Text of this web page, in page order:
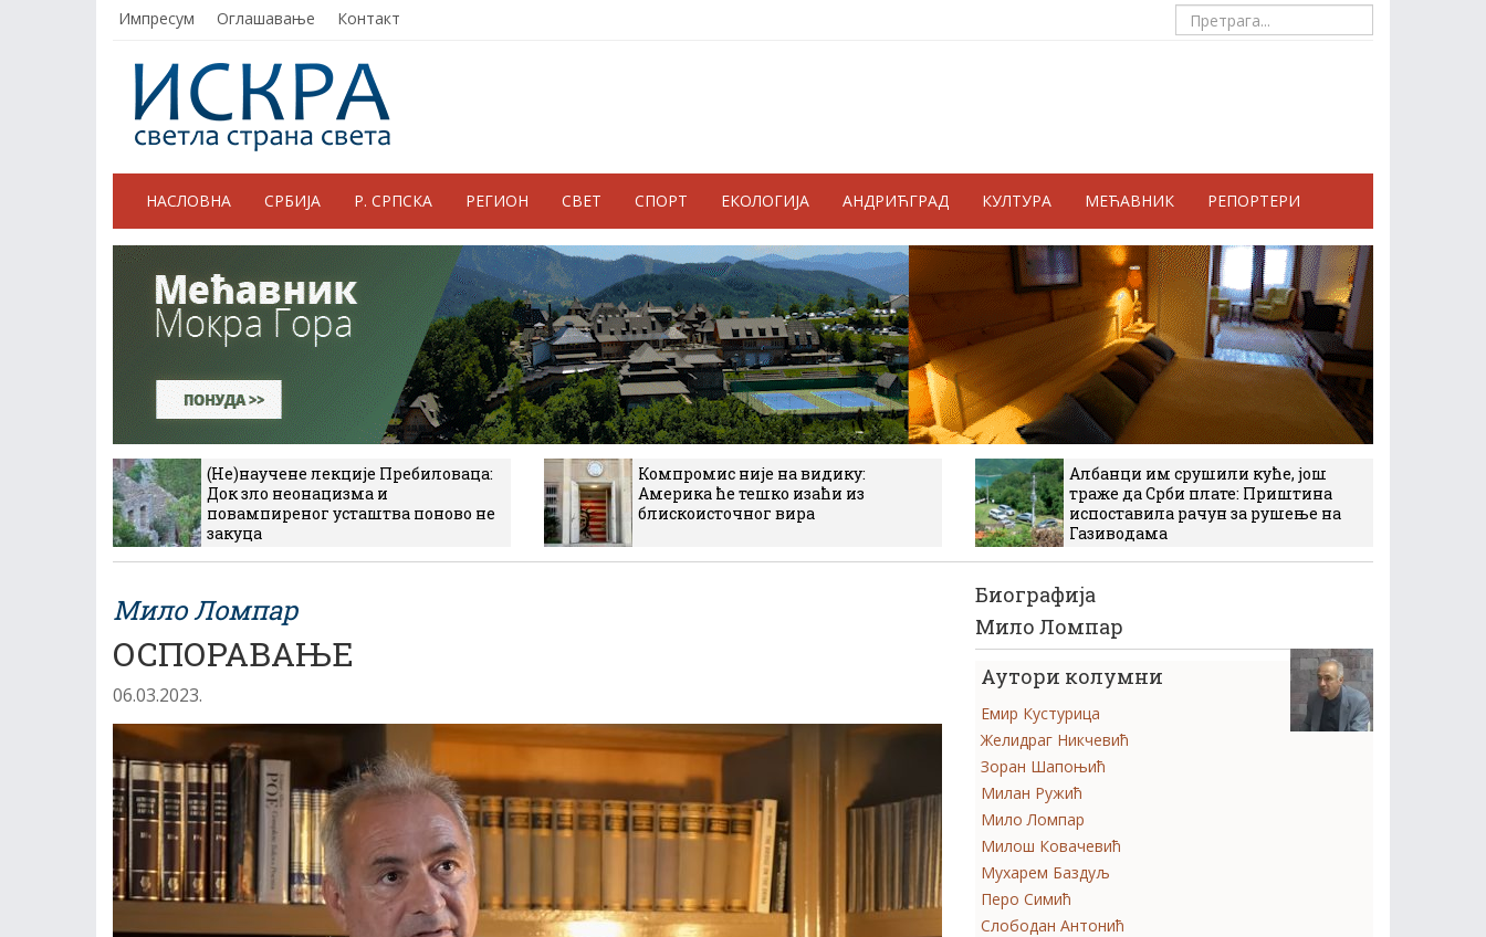
Импресум Оглашавање Контакт
НАСЛОВНА СРБИЈА Р. СРПСКА РЕГИОН СВЕТ СПОРТ ЕКОЛОГИЈА АНДРИЋГРАД КУЛТУРА МЕЋАВНИК РЕПОРТЕРИ
(Не)научене лекције Пребиловаца:
Док зло неонацизма и
повампиреног усташтва поново не
закуца
Компромис није на видику:
Америка ће тешко изаћи из
блискоисточног вира
Албанци им срушили куће, још
траже да Срби плате: Приштина
испоставила рачун за рушење на
Газиводама
Мило Ломпар
ОСПОРАВАЊЕ
06.03.2023.
Биографија
Мило Ломпар
Аутори колумни
Емир Кустурица
Желидраг Никчевић
Зоран Шапоњић
Милан Ружић
Мило Ломпар
Милош Ковачевић
Мухарем Баздуљ
Перо Симић
Слободан Антонић